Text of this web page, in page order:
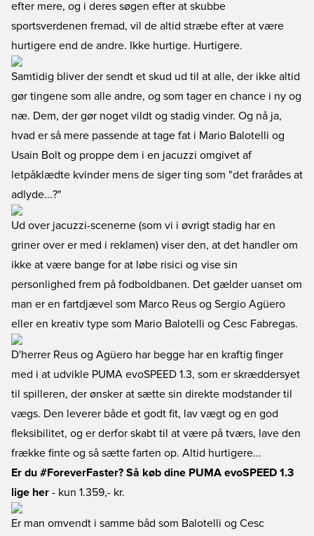
efter mere, og i deres søgen efter at skubbe
sportsverdenen fremad, vil de altid stræbe efter at være
hurtigere end de andre. Ikke hurtige. Hurtigere.
Samtidig bliver der sendt et skud ud til at alle, der ikke altid
gør tingene som alle andre, og som tager en chance i ny og
næ. Dem, der gør noget vildt og stadig vinder. Og nå ja,
hvad er så mere passende at tage fat i Mario Balotelli og
Usain Bolt og proppe dem i en jacuzzi omgivet af
letpåklædte kvinder mens de siger ting som "det frarådes at
adlyde...?"
Ud over jacuzzi-scenerne (som vi i øvrigt stadig har en
griner over er med i reklamen) viser den, at det handler om
ikke at være bange for at løbe risici og vise sin
personlighed frem på fodboldbanen. Det gælder uanset om
man er en fartdjævel som Marco Reus og Sergio Agüero
eller en kreativ type som Mario Balotelli og Cesc Fabregas.
D'herrer Reus og Agüero har begge har en kraftig finger
med i at udvikle PUMA evoSPEED 1.3, som er skræddersyet
til spilleren, der ønsker at sætte sin direkte modstander til
vægs. Den leverer både et godt fit, lav vægt og en god
fleksibilitet, og er derfor skabt til at være på tværs, lave den
frække finte og så sætte farten op. Altid hurtigere...
Er du #ForeverFaster? Så køb dine PUMA evoSPEED 1.3
lige her - kun 1.359,- kr.
Er man omvendt i samme båd som Balotelli og Cesc